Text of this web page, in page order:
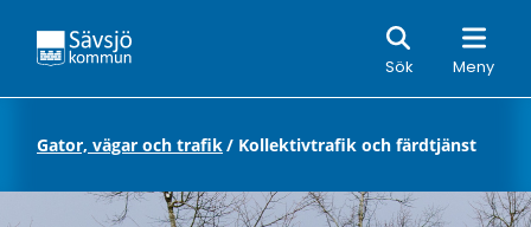
Sök Meny
Sök
Gator, vägar och trafik/ Kollektivtrafik och färdtjänst